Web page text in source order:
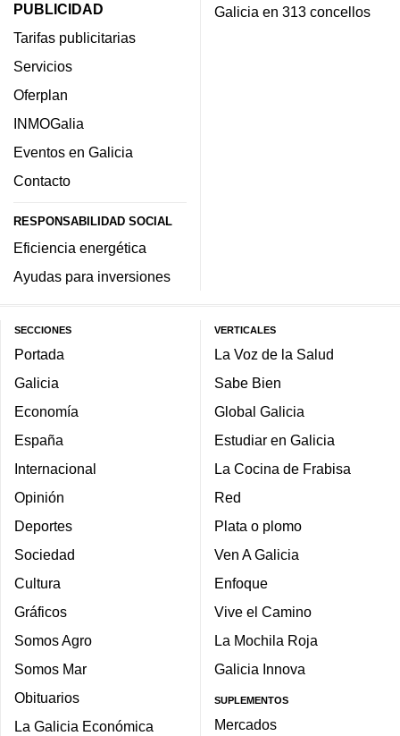
PUBLICIDAD
Tarifas publicitarias
Servicios
Oferplan
INMOGalia
Eventos en Galicia
Contacto
RESPONSABILIDAD SOCIAL
Eficiencia energética
Ayudas para inversiones
Galicia en 313 concellos
SECCIONES
Portada
Galicia
Economía
España
Internacional
Opinión
Deportes
Sociedad
Cultura
Gráficos
Somos Agro
Somos Mar
Obituarios
La Galicia Económica
VERTICALES
La Voz de la Salud
Sabe Bien
Global Galicia
Estudiar en Galicia
La Cocina de Frabisa
Red
Plata o plomo
Ven A Galicia
Enfoque
Vive el Camino
La Mochila Roja
Galicia Innova
SUPLEMENTOS
Mercados